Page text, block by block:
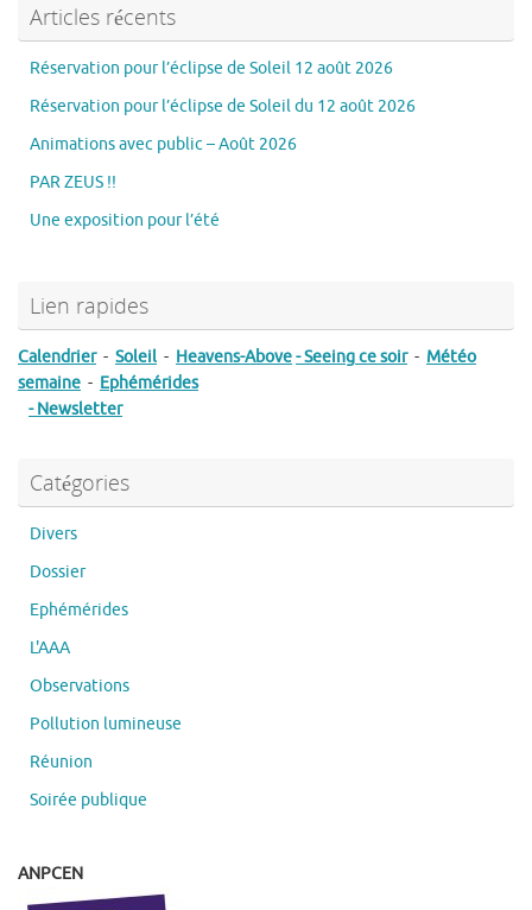
Articles récents
Réservation pour l’éclipse de Soleil 12 août 2026
Réservation pour l’éclipse de Soleil du 12 août 2026
Animations avec public – Août 2026
PAR ZEUS !!
Une exposition pour l’été
Lien rapides
Calendrier- Soleil - Heavens-Above- Seeing ce soir- Météo
semaine - Ephémérides
- Newsletter
Catégories
Divers
Dossier
Ephémérides
L'AAA
Observations
Pollution lumineuse
Réunion
Soirée publique
ANPCEN